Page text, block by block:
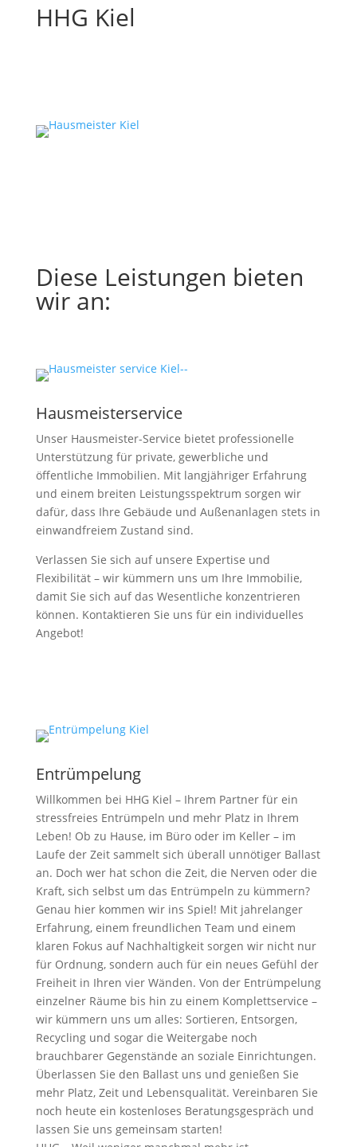
HHG Kiel
Diese Leistungen bieten
wir an:
Hausmeisterservice
Unser Hausmeister-Service bietet professionelle
Unterstützung für private, gewerbliche und
öffentliche Immobilien. Mit langjähriger Erfahrung
und einem breiten Leistungsspektrum sorgen wir
dafür, dass Ihre Gebäude und Außenanlagen stets in
einwandfreiem Zustand sind.
Verlassen Sie sich auf unsere Expertise und
Flexibilität – wir kümmern uns um Ihre Immobilie,
damit Sie sich auf das Wesentliche konzentrieren
können. Kontaktieren Sie uns für ein individuelles
Angebot!
Entrümpelung
Willkommen bei HHG Kiel – Ihrem Partner für ein
stressfreies Entrümpeln und mehr Platz in Ihrem
Leben! Ob zu Hause, im Büro oder im Keller – im
Laufe der Zeit sammelt sich überall unnötiger Ballast
an. Doch wer hat schon die Zeit, die Nerven oder die
Kraft, sich selbst um das Entrümpeln zu kümmern?
Genau hier kommen wir ins Spiel! Mit jahrelanger
Erfahrung, einem freundlichen Team und einem
klaren Fokus auf Nachhaltigkeit sorgen wir nicht nur
für Ordnung, sondern auch für ein neues Gefühl der
Freiheit in Ihren vier Wänden. Von der Entrümpelung
einzelner Räume bis hin zu einem Komplettservice –
wir kümmern uns um alles: Sortieren, Entsorgen,
Recycling und sogar die Weitergabe noch
brauchbarer Gegenstände an soziale Einrichtungen.
Überlassen Sie den Ballast uns und genießen Sie
mehr Platz, Zeit und Lebensqualität. Vereinbaren Sie
noch heute ein kostenloses Beratungsgespräch und
lassen Sie uns gemeinsam starten!